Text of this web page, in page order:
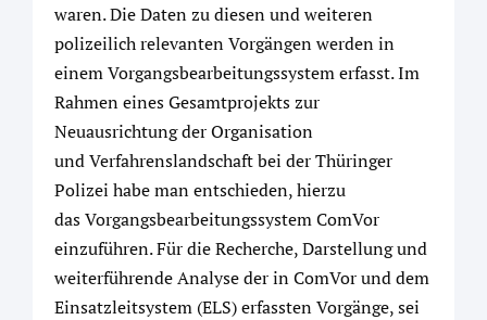
waren. Die Daten zu diesen und weiteren
polizeilich relevanten Vorgängen werden in
einem Vorgangsbearbeitungssystem erfasst. Im
Rahmen eines Gesamtprojekts zur
Neuausrichtung der Organisation
und Verfahrenslandschaft bei der Thüringer
Polizei habe man entschieden, hierzu
das Vorgangsbearbeitungssystem ComVor
einzuführen. Für die Recherche, Darstellung und
weiterführende Analyse der in ComVor und dem
Einsatzleitsystem (ELS) erfassten Vorgänge, sei